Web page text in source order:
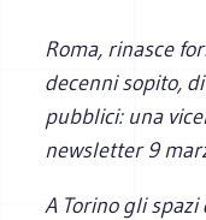
Roma, rinasce
decenni sopito,
pubblici: una
newsletter 9
A Torino gli